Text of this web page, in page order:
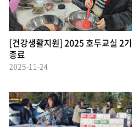
[건강생활지원] 2025 호두교실 2기
종료
2025-11-24